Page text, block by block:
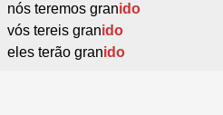
nós teremos granido
vós tereis granido
eles terão granido